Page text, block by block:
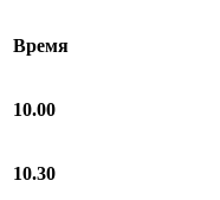
Время
10.00
10.30